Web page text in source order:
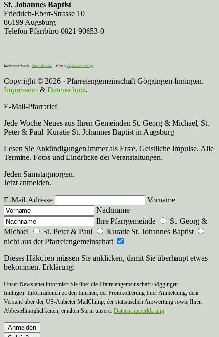
St. Johannes Baptist
Friedrich-Ebert-Strasse 10
86199 Augsburg
Telefon Pfarrbüro 0821 90653-0
Kartennachweis: MapBBCode | Map © OpenStreetMap
Copyright © 2026 · Pfarreiengemeinschaft Göggingen-Inningen.
Impressum & Datenschutz.
E-Mail-Pfarrbrief
Jede Woche Neues aus Ihren Gemeinden St. Georg & Michael, St.
Peter & Paul, Kuratie St. Johannes Baptist in Augsburg.
Lesen Sie Ankündigungen immer als Erste. Geistliche Impulse. Alle
Termine. Fotos und Eindrücke der Veranstaltungen.
Jeden Samstagmorgen.
Jetzt anmelden.
E-Mail-Adresse
Vorname
Nachname
Ihre Pfarrgemeinde
St. Georg &
Michael
St. Peter & Paul
Kuratie St. Johannes Baptist
nicht aus der Pfarreiengemeinschaft
Dieses Häkchen müssen Sie anklicken, damit Sie überhaupt etwas
bekommen. Erklärung:
Unser Newsletter informiert Sie über die Pfarreiengemeinschaft Göggingen-
Inningen. Informationen zu den Inhalten, der Protokollierung Ihrer Anmeldung, dem
Versand über den US-Anbieter MailChimp, der statistischen Auswertung sowie Ihren
Abbestellmöglichkeiten, erhalten Sie in unserer Datenschutzerklärung.
Anmelden